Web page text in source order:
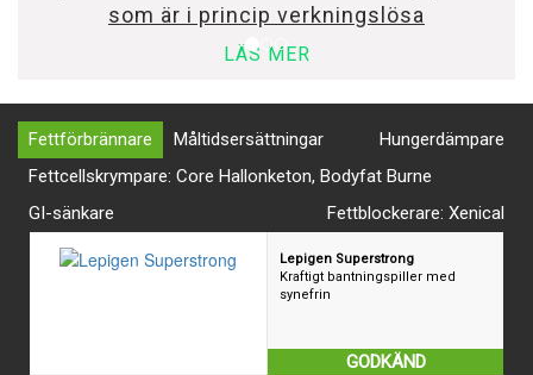
som är i princip verkningslösa
LÄS MER
Fettförbrännare
Hungerdämpare
Fettcellskrympare: Core Hallonketon, Bodyfat Burne
Fettblockerare: Xenical
GI-sänkare
Måltidsersättningar
Lepigen Superstrong
Kraftigt bantningspiller med
synefrin
GODKÄND